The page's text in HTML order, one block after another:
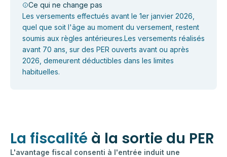
Ce qui ne change pas
Les versements effectués avant le 1er janvier 2026,
quel que soit l'âge au moment du versement, restent
soumis aux règles antérieures.Les versements réalisés
avant 70 ans, sur des PER ouverts avant ou après
2026, demeurent déductibles dans les limites
habituelles.
La fiscalité à la sortie du PER
L'avantage fiscal consenti à l'entrée induit une